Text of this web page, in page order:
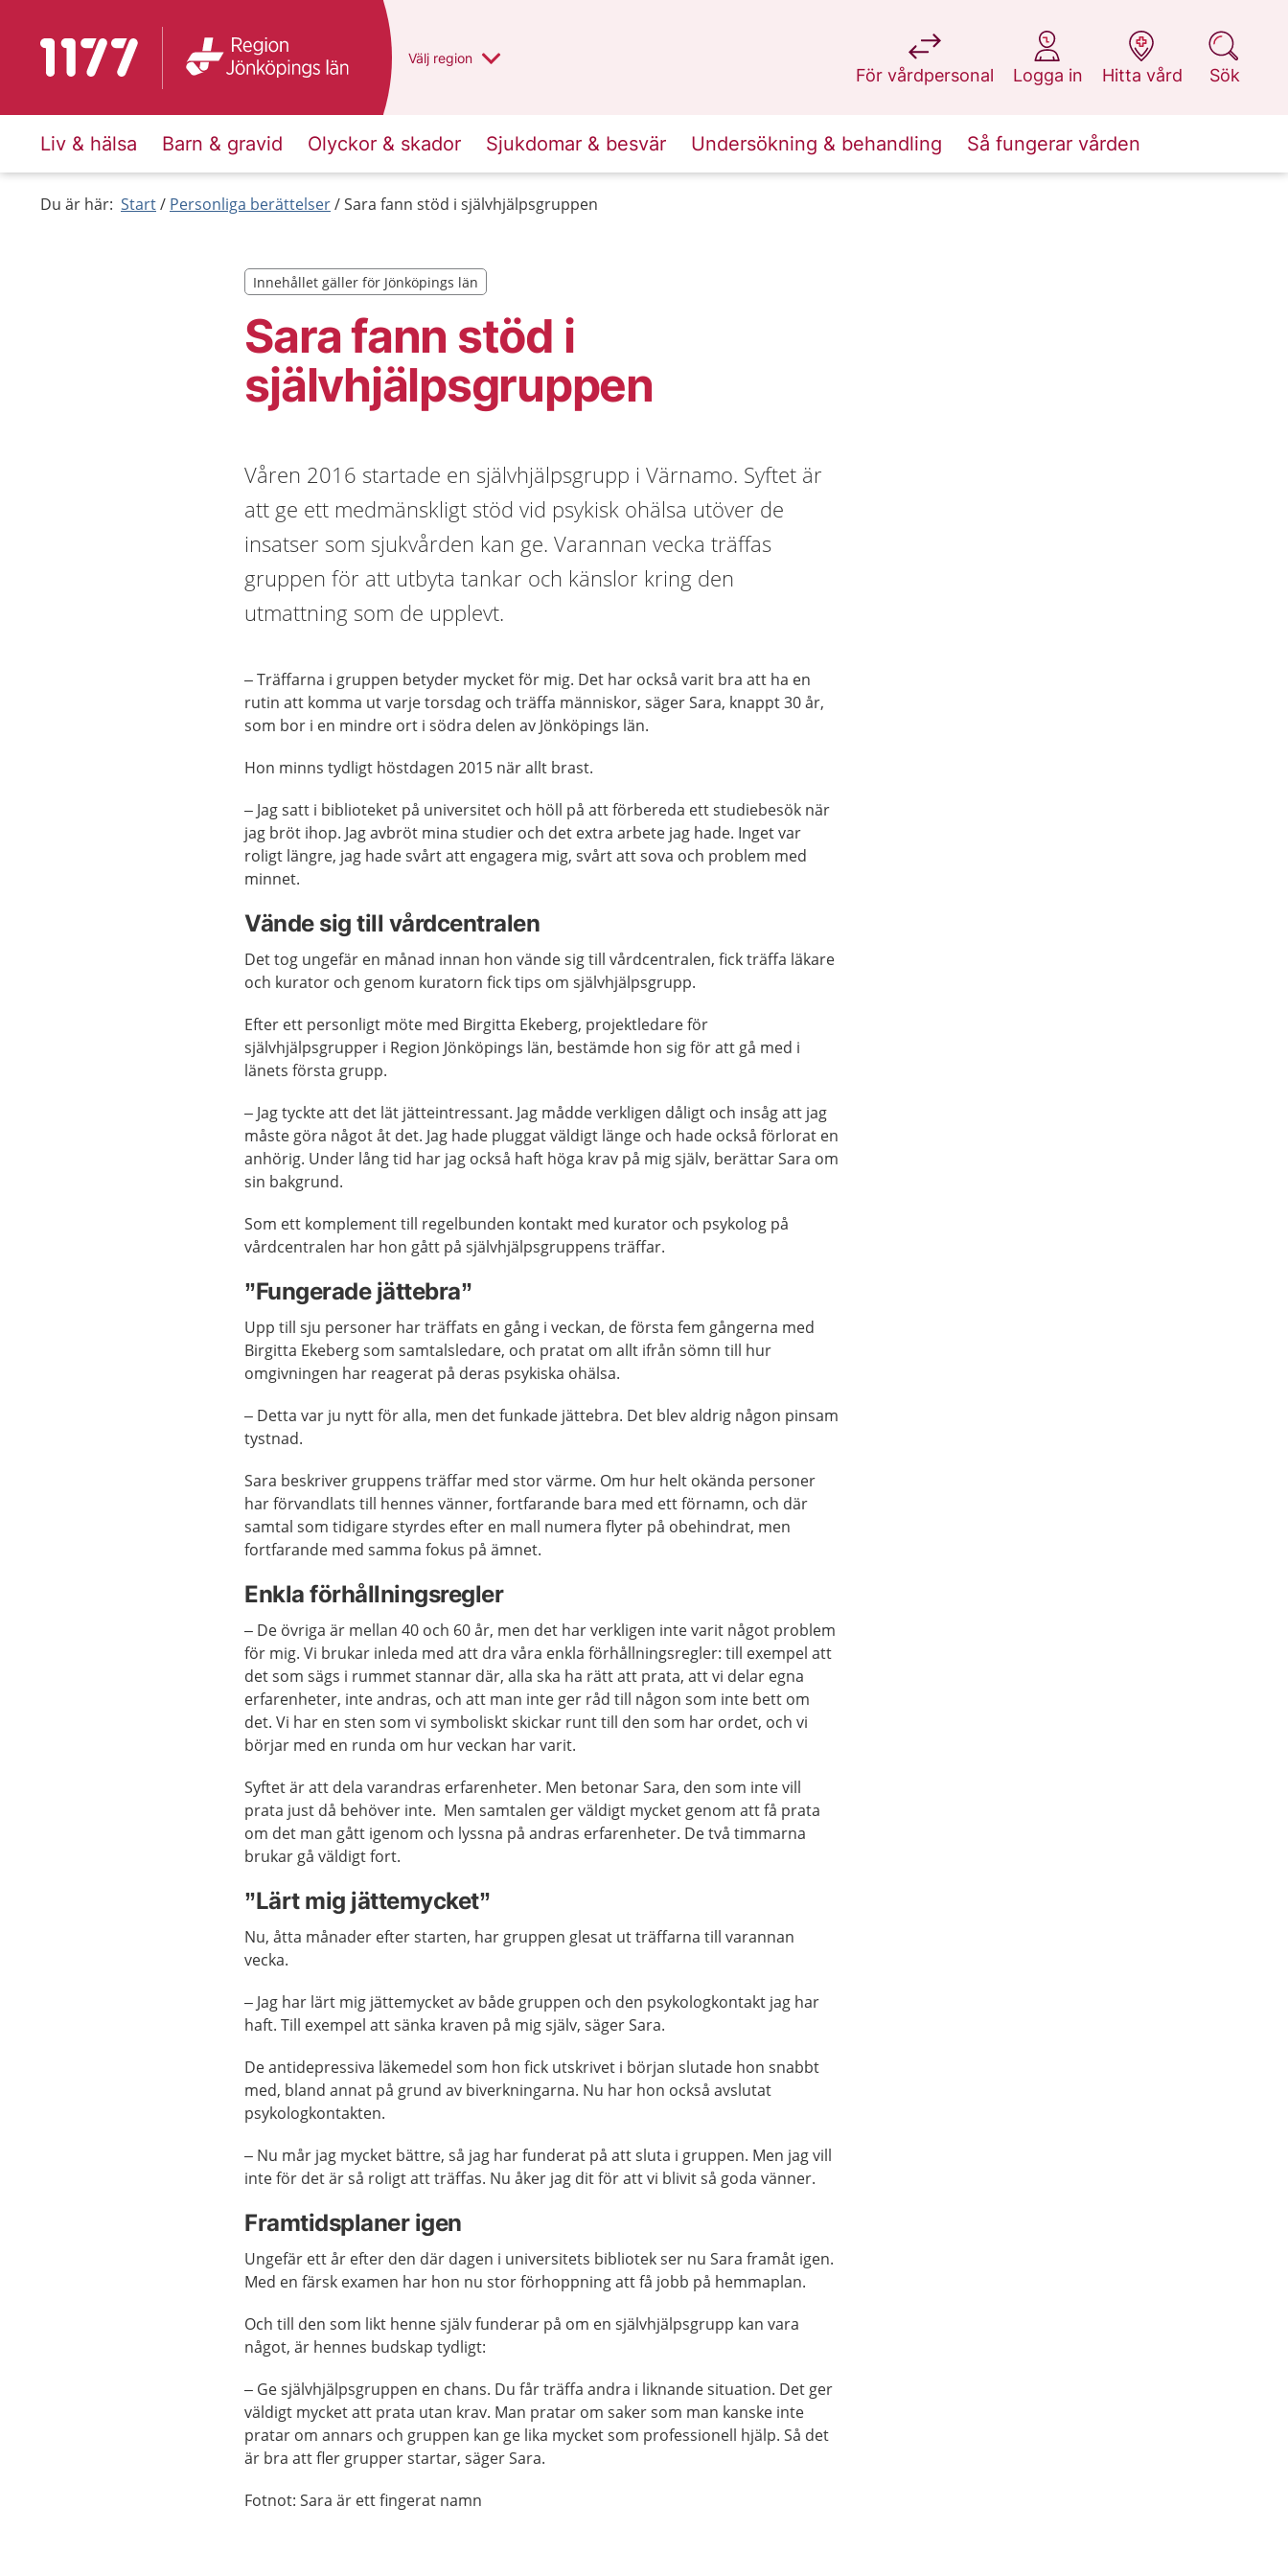
Till startsidan för 1177 Du har valt region
Välj en annan
region
För vårdpersonal
på 1177.se
Logga in
på 1177.se
Hitta vård
på 1177.se
Sök
på 1177.se
Liv & hälsa Barn & gravid Olyckor & skador Sjukdomar & besvär Undersökning & behandling Så fungerar vården
Du är här: Start Personliga berättelser Sara fann stöd i självhjälpsgruppen
Sara fann stöd i
självhjälpsgruppen
Innehållet gäller för Jönköpings län
Innehållet gäller för Jönköpings län
Våren 2016 startade en självhjälpsgrupp i Värnamo. Syftet är
att ge ett medmänskligt stöd vid psykisk ohälsa utöver de
insatser som sjukvården kan ge. Varannan vecka träffas
gruppen för att utbyta tankar och känslor kring den
utmattning som de upplevt.
– Träffarna i gruppen betyder mycket för mig. Det har också varit bra att ha en
rutin att komma ut varje torsdag och träffa människor, säger Sara, knappt 30 år,
som bor i en mindre ort i södra delen av Jönköpings län.
Hon minns tydligt höstdagen 2015 när allt brast.
– Jag satt i biblioteket på universitet och höll på att förbereda ett studiebesök när
jag bröt ihop. Jag avbröt mina studier och det extra arbete jag hade. Inget var
roligt längre, jag hade svårt att engagera mig, svårt att sova och problem med
minnet.
Vände sig till vårdcentralen
Det tog ungefär en månad innan hon vände sig till vårdcentralen, fick träffa läkare
och kurator och genom kuratorn fick tips om självhjälpsgrupp.
Efter ett personligt möte med Birgitta Ekeberg, projektledare för
självhjälpsgrupper i Region Jönköpings län, bestämde hon sig för att gå med i
länets första grupp.
– Jag tyckte att det lät jätteintressant. Jag mådde verkligen dåligt och insåg att jag
måste göra något åt det. Jag hade pluggat väldigt länge och hade också förlorat en
anhörig. Under lång tid har jag också haft höga krav på mig själv, berättar Sara om
sin bakgrund.
Som ett komplement till regelbunden kontakt med kurator och psykolog på
vårdcentralen har hon gått på självhjälpsgruppens träffar.
”Fungerade jättebra”
Upp till sju personer har träffats en gång i veckan, de första fem gångerna med
Birgitta Ekeberg som samtalsledare, och pratat om allt ifrån sömn till hur
omgivningen har reagerat på deras psykiska ohälsa.
– Detta var ju nytt för alla, men det funkade jättebra. Det blev aldrig någon pinsam
tystnad.
Sara beskriver gruppens träffar med stor värme. Om hur helt okända personer
har förvandlats till hennes vänner, fortfarande bara med ett förnamn, och där
samtal som tidigare styrdes efter en mall numera flyter på obehindrat, men
fortfarande med samma fokus på ämnet.
Enkla förhållningsregler
– De övriga är mellan 40 och 60 år, men det har verkligen inte varit något problem
för mig. Vi brukar inleda med att dra våra enkla förhållningsregler: till exempel att
det som sägs i rummet stannar där, alla ska ha rätt att prata, att vi delar egna
erfarenheter, inte andras, och att man inte ger råd till någon som inte bett om
det. Vi har en sten som vi symboliskt skickar runt till den som har ordet, och vi
börjar med en runda om hur veckan har varit.
Syftet är att dela varandras erfarenheter. Men betonar Sara, den som inte vill
prata just då behöver inte. Men samtalen ger väldigt mycket genom att få prata
om det man gått igenom och lyssna på andras erfarenheter. De två timmarna
brukar gå väldigt fort.
”Lärt mig jättemycket”
Nu, åtta månader efter starten, har gruppen glesat ut träffarna till varannan
vecka.
– Jag har lärt mig jättemycket av både gruppen och den psykologkontakt jag har
haft. Till exempel att sänka kraven på mig själv, säger Sara.
De antidepressiva läkemedel som hon fick utskrivet i början slutade hon snabbt
med, bland annat på grund av biverkningarna. Nu har hon också avslutat
psykologkontakten.
– Nu mår jag mycket bättre, så jag har funderat på att sluta i gruppen. Men jag vill
inte för det är så roligt att träffas. Nu åker jag dit för att vi blivit så goda vänner.
Framtidsplaner igen
Ungefär ett år efter den där dagen i universitets bibliotek ser nu Sara framåt igen.
Med en färsk examen har hon nu stor förhoppning att få jobb på hemmaplan.
Och till den som likt henne själv funderar på om en självhjälpsgrupp kan vara
något, är hennes budskap tydligt:
– Ge självhjälpsgruppen en chans. Du får träffa andra i liknande situation. Det ger
väldigt mycket att prata utan krav. Man pratar om saker som man kanske inte
pratar om annars och gruppen kan ge lika mycket som professionell hjälp. Så det
är bra att fler grupper startar, säger Sara.
Fotnot: Sara är ett fingerat namn